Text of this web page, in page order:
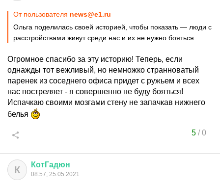
От пользователя news@e1.ru
Ольга поделилась своей историей, чтобы показать — люди с
расстройствами живут среди нас и их не нужно бояться.
Огромное спасибо за эту историю! Теперь, если
однажды тот вежливый, но немножко странноватый
паренек из соседнего офиса придет с ружьем и всех
нас постреляет - я совершенно не буду бояться!
Испачкаю своими мозгами стену не запачкав нижнего
белья
5/0
К КотГадюн
08:57, 25.05.2021